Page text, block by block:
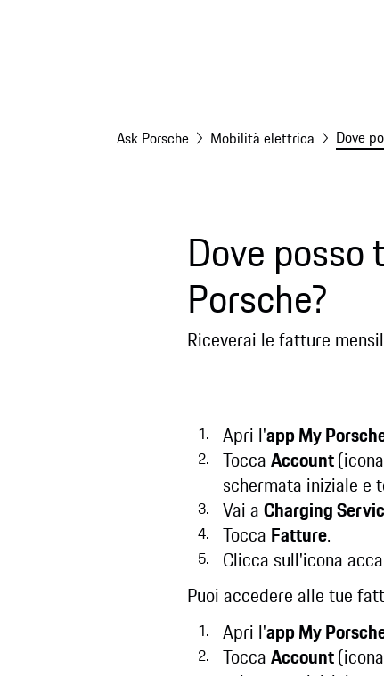
Ask Porsche Mobilità elettrica Dove
Dove
Porsche?
Riceverai le fatture
Apri l'app My
ToccaAccount
schermata iniziale e
Vai aCharging
Tocca Fatture.
Clicca sull'icona
Puoi accedere alle tue
Apri l'app My
ToccaAccount